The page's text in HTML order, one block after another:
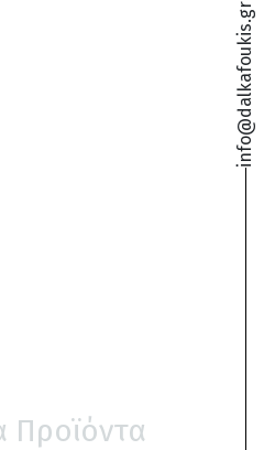
info@dalkafoukis.gr
Προϊόντα